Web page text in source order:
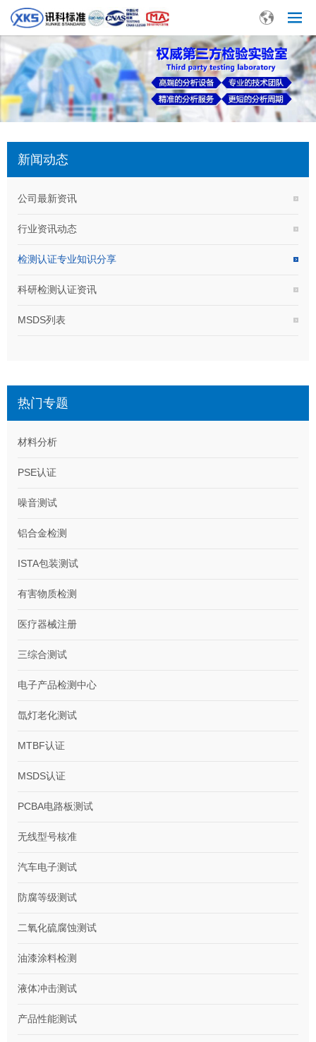
新闻动态
公司最新资讯
行业资讯动态
检测认证专业知识分享
科研检测认证资讯
MSDS列表
热门专题
材料分析
PSE认证
噪音测试
铝合金检测
ISTA包装测试
有害物质检测
医疗器械注册
三综合测试
电子产品检测中心
氙灯老化测试
MTBF认证
MSDS认证
PCBA电路板测试
无线型号核准
汽车电子测试
防腐等级测试
二氧化硫腐蚀测试
油漆涂料检测
液体冲击测试
产品性能测试